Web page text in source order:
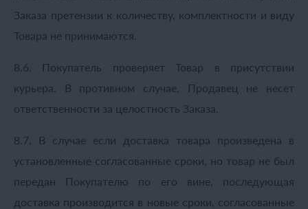
Заказа претензии к количеству, комплектности и виду
Товара не принимаются.
8.6. Покупатель проверяет Товар в присутствии
курьера. В противном случае, Продавец не несет
ответственности за целостность Заказа.
8.7. В случае если доставка товара произведена в
установленные согласованные сроки, но товар не был
передан Покупателю по его вине, последующая
доставка производится в новые сроки, согласованные